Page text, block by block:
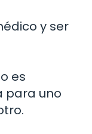
y ser
es
para uno